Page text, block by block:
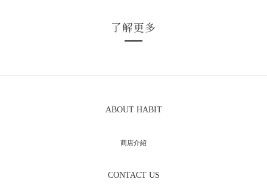
了解更多
ABOUT HABIT
商店介紹
CONTACT US